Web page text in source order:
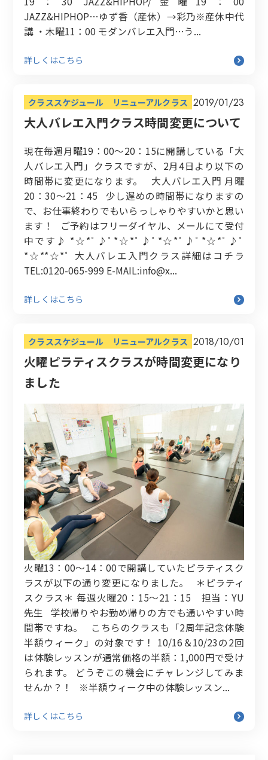
JAZZ&HIPHOP…ゆず香（産休）→彩乃※産休中代
講 ・木曜11：00 モダンバレエ入門…う...
詳しくはこちら
クラススケジュール リニューアルクラス 2019/01/23
大人バレエ入門クラス時間変更について
現在毎週月曜19：00～20：15に開講している「大
人バレエ入門」クラスですが、2月4日より以下の
時間帯に変更になります。 大人バレエ入門 月曜
20：30～21：45 少し遅めの時間帯になりますの
で、お仕事終わりでもいらっしゃりやすいかと思い
ます！ ご予約はフリーダイヤル、メールにて受付
中です♪ *☆*ﾟ♪ﾟ*☆*ﾟ♪ﾟ*☆*ﾟ♪ﾟ*☆*ﾟ♪ﾟ
*☆**☆*ﾟ 大人バレエ入門クラス詳細はコチラ
TEL:0120-065-999 E-MAIL:info@x...
詳しくはこちら
クラススケジュール リニューアルクラス 2018/10/01
火曜ピラティスクラスが時間変更になり
ました
火曜13：00～14：00で開講していたピラティスク
ラスが以下の通り変更になりました。 ＊ピラティ
スクラス＊ 毎週火曜20：15～21：15 担当：YU
先生 学校帰りやお勤め帰りの方でも通いやすい時
間帯ですね。 こちらのクラスも「2周年記念体験
半額ウィーク」の対象です！ 10/16＆10/23の2回
は体験レッスンが通常価格の半額：1,000円で受け
られます。 どうぞこの機会にチャレンジしてみま
せんか？！ ※半額ウィーク中の体験レッスン...
詳しくはこちら